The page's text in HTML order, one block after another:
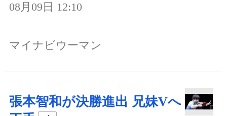
08月09日 12:10
マイナビウーマン
張本智和が決勝進出 兄妹Vへ